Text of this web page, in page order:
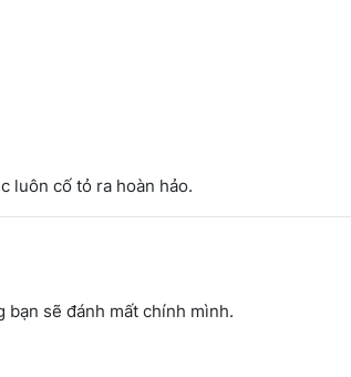
luôn cố tỏ ra hoàn hảo.
bạn sẽ đánh mất chính mình.